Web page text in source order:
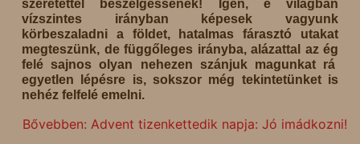
szeretettel beszélgessenek! Igen, e világban
vízszintes irányban képesek vagyunk
körbeszaladni a földet, hatalmas fárasztó utakat
megteszünk, de függőleges irányba, alázattal az ég
felé sajnos olyan nehezen szánjuk magunkat rá
egyetlen lépésre is, sokszor még tekintetünket is
nehéz felfelé emelni.
Bővebben: Advent tizenkettedik napja: Jó imádkozni!